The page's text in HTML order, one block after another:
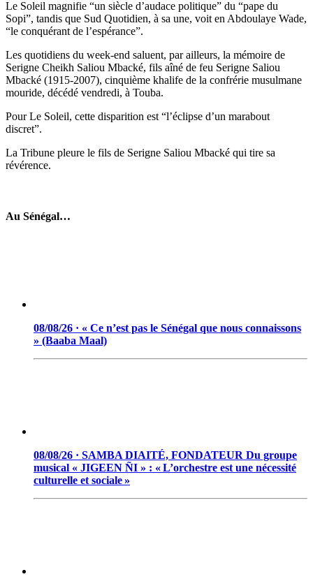
Le Soleil magnifie “un siècle d’audace politique” du “pape du
Sopi”, tandis que Sud Quotidien, à sa une, voit en Abdoulaye Wade,
“le conquérant de l’espérance”.
Les quotidiens du week-end saluent, par ailleurs, la mémoire de
Serigne Cheikh Saliou Mbacké, fils aîné de feu Serigne Saliou
Mbacké (1915-2007), cinquième khalife de la confrérie musulmane
mouride, décédé vendredi, à Touba.
Pour Le Soleil, cette disparition est “l’éclipse d’un marabout
discret”.
La Tribune pleure le fils de Serigne Saliou Mbacké qui tire sa
révérence.
Au Sénégal…
08/08/26 · « Ce n’est pas le Sénégal que nous connaissons
» (Baaba Maal)
08/08/26 · SAMBA DIAITÉ, FONDATEUR Du groupe
musical « JIGEEN ÑI » : « L’orchestre est une nécessité
culturelle et sociale »